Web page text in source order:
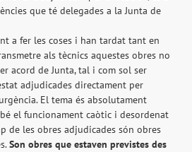
que té delegades a la Junta de
a fer les coses i han tardat tant en
als tècnics aquestes obres no
acord de Junta, tal i com sol ser
adjudicades directament per
El tema és absolutament
el funcionament caòtic i desordenat
de les obres adjudicades són obres
Son obres que estaven previstes des